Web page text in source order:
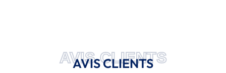
AVIS CLIENTS
AVIS CLIENTS